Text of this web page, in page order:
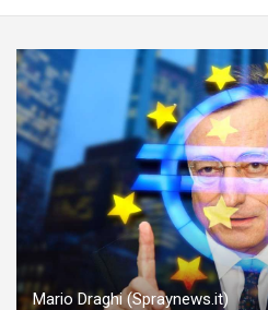
Mario Draghi (Spraynews.it)